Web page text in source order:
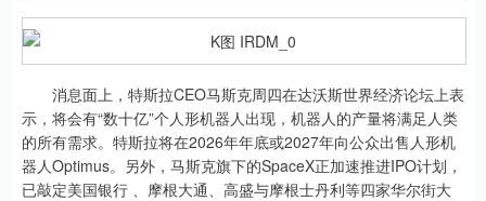
消息面上，特斯拉CEO马斯克周四在达沃斯世界经济论坛上表
示，将会有“数十亿”个人形机器人出现，机器人的产量将满足人类
的所有需求。特斯拉将在2026年年底或2027年向公众出售人形机
器人Optimus。另外，马斯克旗下的SpaceX正加速推进IPO计划，
已敲定美国银行 、摩根大通、高盛与摩根士丹利等四家华尔街大